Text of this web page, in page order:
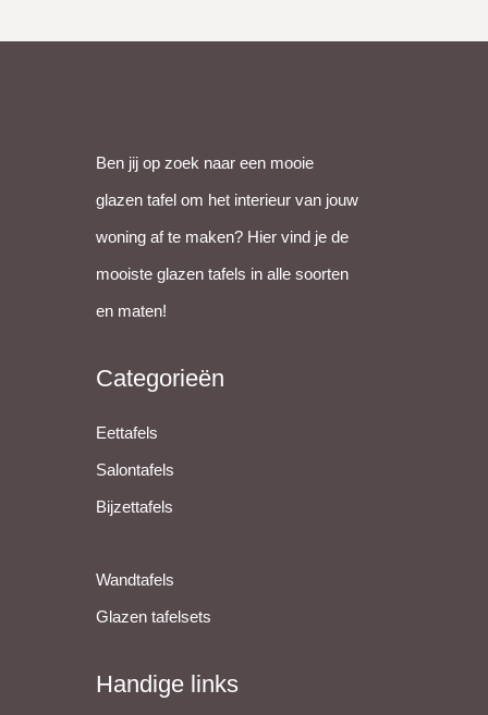
Ben jij op zoek naar een mooie
glazen tafel om het interieur van jouw
woning af te maken? Hier vind je de
mooiste glazen tafels in alle soorten
en maten!
Categorieën
Eettafels
Salontafels
Bijzettafels
Wandtafels
Glazen tafelsets
Handige links